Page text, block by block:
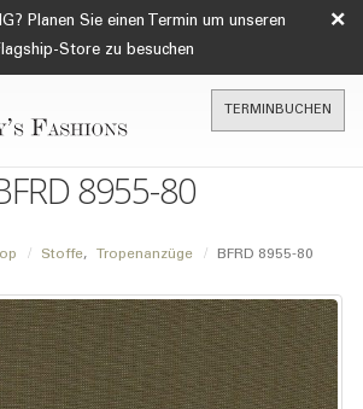
Planen Sie einen Termin um unseren
Store zu besuchen
×
TERMINBUCHEN
8955-80
Stoffe, Tropenanzüge BFRD 8955-80